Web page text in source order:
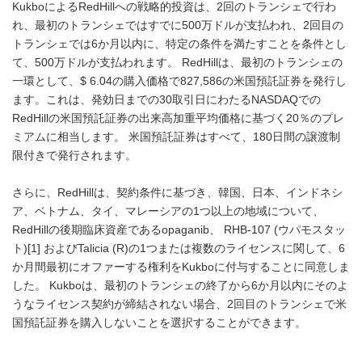
KukboによるRedHillへの戦略的投資は、2回のトランシェで行わ
れ、最初のトランシェではすでに500万ドルが支払われ、2回目の
トランシェでは6か月以内に、特定の条件を満たすことを条件とし
て、500万ドルが支払われます。 RedHillは、最初のトランシェの
一環として、$ 6.04の購入価格で827,586の米国預託証券を発行し
ます。これは、発効日までの30取引日にわたるNASDAQでの
RedHillの米国預託証券の出来高加重平均価格に基づく20％のプレ
ミアムに相当します。 米国預託証券はすべて、180日間の譲渡制
限付きで発行されます。
さらに、RedHillは、契約条件に基づき、韓国、日本、インドネシ
ア、ベトナム、タイ、マレーシアの1つ以上の地域について、
RedHillの後期臨床資産であるopaganib、 RHB-107 (ウパモスタッ
ト)[1] およびTalicia (R)の1つまたは複数のライセンスに関して、6
か月間最初にオファーする権利をKukboに付与することに同意しま
した。 Kukboは、最初のトランシェの終了から6か月以内にそのよ
うなライセンス契約が締結されない場合、2回目のトランシェで米
国預託証券を購入しないことを選択することができます。